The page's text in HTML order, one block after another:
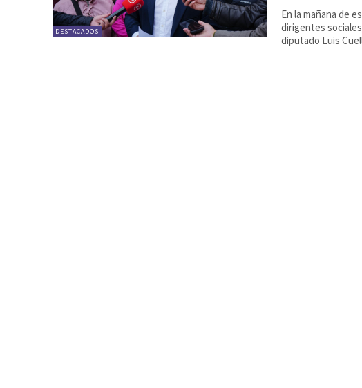
DESTACADOS
En la mañana de
dirigentes
diputado Luis